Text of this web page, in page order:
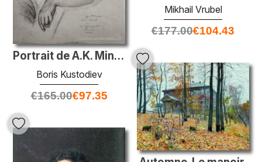
Portrait de A.K. Minev
Boris Kustodiev
€165.00€97.35
Mikhail Vrubel
€177.00€104.43